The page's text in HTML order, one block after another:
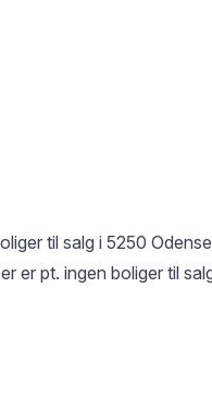
til salg i 5250
er pt. ingen boliger til